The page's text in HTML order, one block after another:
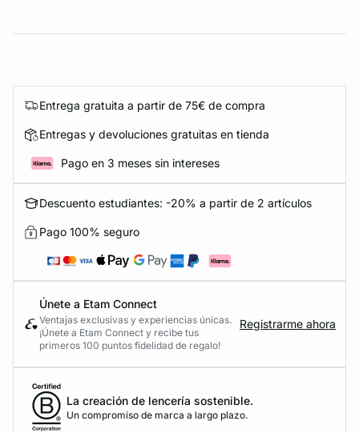
Entrega gratuita a partir de 75€ de compra
Entregas y devoluciones gratuitas en tienda
Pago en 3 meses sin intereses
Descuento estudiantes: -20% a partir de 2 artículos
Pago 100% seguro
Únete a Etam Connect
Ventajas exclusivas y experiencias únicas.
¡Únete a Etam Connect y recibe tus
primeros 100 puntos fidelidad de regalo!
Registrarme ahora
La creación de lencería sostenible.
Un compromiso de marca a largo plazo.